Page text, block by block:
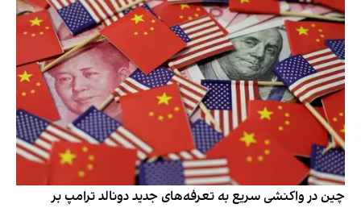
چین در واکنشی سریع به تعرفه‌های جدید دونالد ترامپ بر